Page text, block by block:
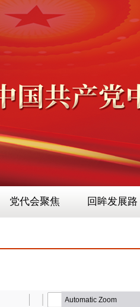
党代会聚焦 回眸发展路